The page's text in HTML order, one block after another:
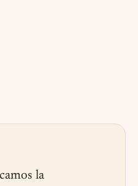
la